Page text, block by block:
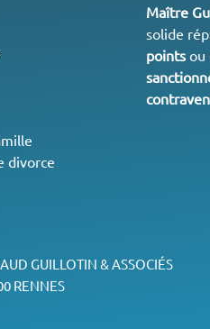
divorce
Maître
solide
pointsou
GUILLOTIN & ASSOCIÉS
RENNES